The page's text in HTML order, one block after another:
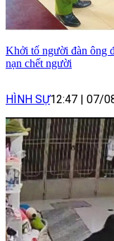
Khởi tố người đàn ông
nạn chết người
HÌNH SỰ12:47 | 07/